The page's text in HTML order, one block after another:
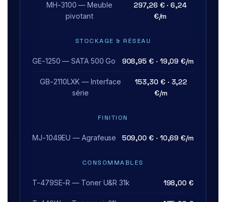
MH-3100 — Meuble
pivotant
297,26 € · 6,24
€/m
STOCKAGE & RÉSEAU
GE-1250 — SATA 500 Go 908,95 € · 19,09 €/m
GB-2110LXK — Interface
série
153,30 € · 3,22
€/m
FINITION
MJ-1049EU — Agrafeuse 509,00 € · 10,69 €/m
CONSOMMABLES
T-479SE-R — Toner U&R 31k 198,00 €